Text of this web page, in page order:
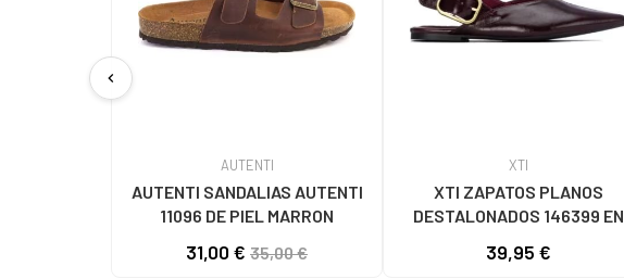
chevron_left
AUTENTI
AUTENTI SANDALIAS AUTENTI
11096 DE PIEL MARRON
31,00 € 35,00 €
XTI
XTI ZAPATOS PLANOS
DESTALONADOS 146399 EN
39,95 €